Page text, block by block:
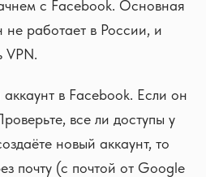
с Facebook. Основная
не работает в России, и
VPN.
в Facebook. Если он
все ли доступы у
новый аккаунт, то
почту (с почтой от Google